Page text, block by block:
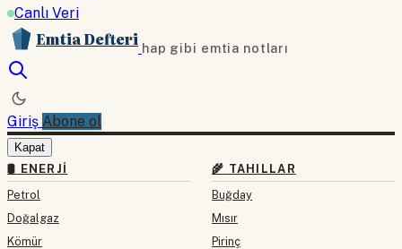
Canlı Veri
Emtia Defteri hap gibi emtia notları
Giriş Abone ol
Kapat
🛢 ENERJI
Petrol
Doğalgaz
Kömür
🌾 TAHILLAR
Buğday
Mısır
Pirinç